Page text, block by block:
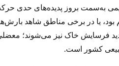
به‌سمت بروز پدیده‌های حدی
بود، یا در برخی مناطق شاهد
خاک نیز می‌شوند؛ معضلی
کشور است.